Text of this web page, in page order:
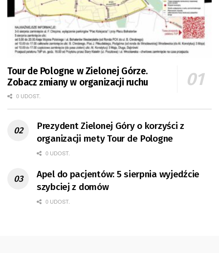
Tour de Pologne w Zielonej Górze.
Zobacz zmiany w organizacji ruchu
0 UDOST.
Prezydent Zielonej Góry o korzyści z
organizacji mety Tour de Pologne
0 UDOST.
Apel do pacjentów: 5 sierpnia wyjedźcie
szybciej z domów
0 UDOST.